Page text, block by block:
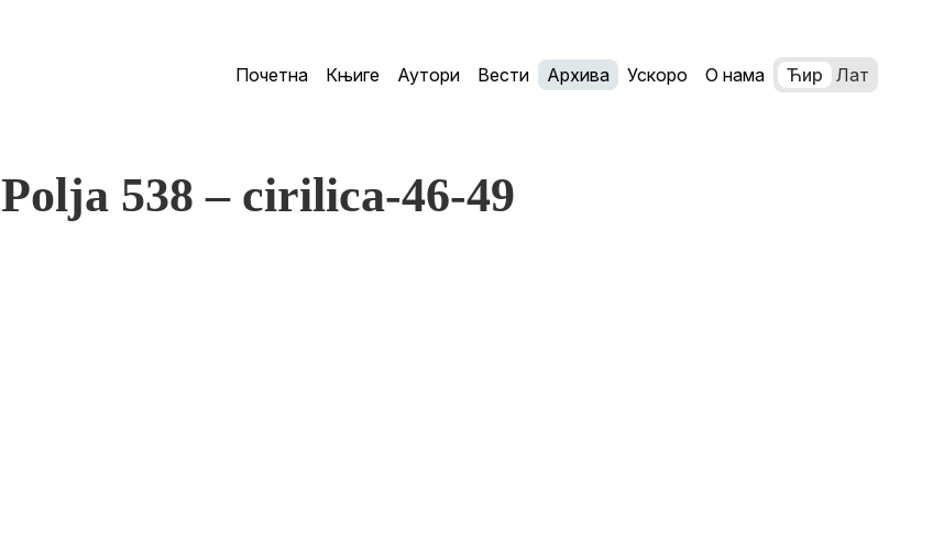
Почетна Књиге Аутори Вести Архива Ускоро О нама Ћир Лат
Polja 538 – cirilica-46-49